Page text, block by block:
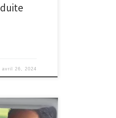
avril 26, 2024